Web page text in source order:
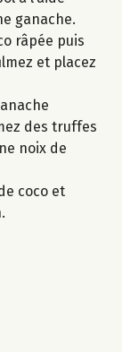
ganache.
râpée puis
et placez
des truffes
noix de
coco et